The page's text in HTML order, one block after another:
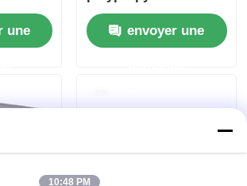
les
une
standard 6 mètres de
longueur conçus pour
une installation facile
envoyer une
10:48 PM